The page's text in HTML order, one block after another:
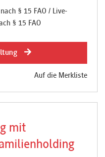
§ 15 FAO / Live-
§ 15 FAO
Auf die Merkliste
mit